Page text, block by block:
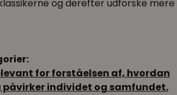
og derefter udforske mere
for forståelsen af, hvordan
individet og samfundet.